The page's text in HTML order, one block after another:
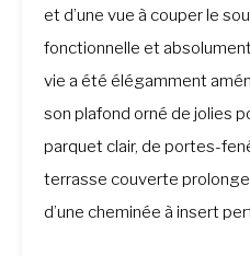
et d’une vue à couper le
fonctionnelle et
vie a été élégamment
son plafond orné de jolies
parquet clair, de portes-
terrasse couverte
d’une cheminée à insert